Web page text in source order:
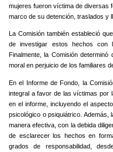
mujeres fueron víctima de diversas
marco de su detención, traslados y
La Comisión también estableció
de investigar estos hechos con
Finalmente, la Comisión
moral en perjuicio de los familiares
En el Informe de Fondo, la
integral a favor de las víctimas por
en el informe, incluyendo el
psicológico o psiquiátrico. Además,
manera efectiva, con la debida
de esclarecer los hechos en
grados de responsabilidad,